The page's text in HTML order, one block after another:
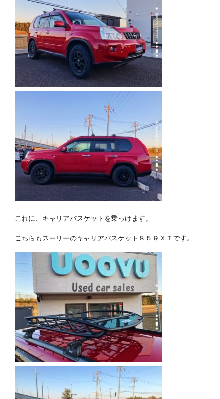
これに、キャリアバスケットを乗っけます。
こちらもスーリーのキャリアバスケット８５９ＸＴです。